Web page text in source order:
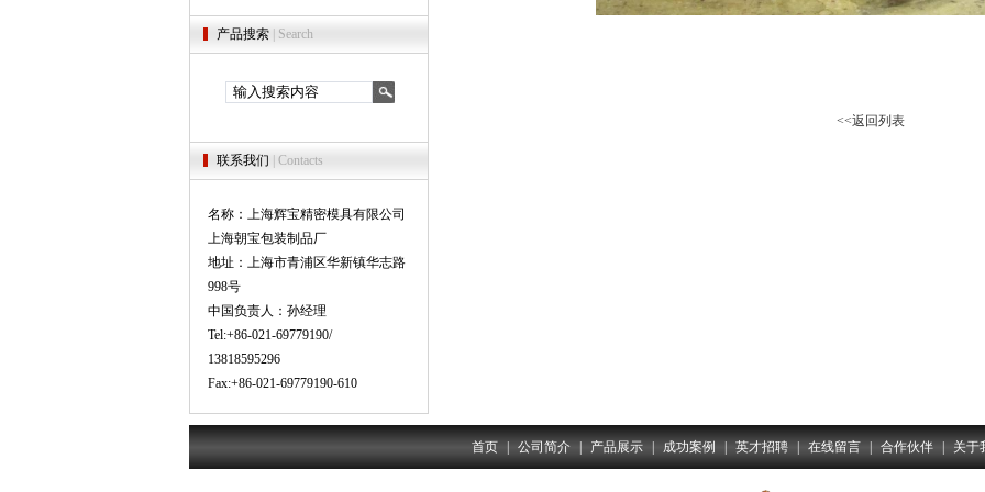
产品搜索 | Search
联系我们 | Contacts
名称：上海辉宝精密模具有限公司
上海朝宝包装制品厂
地址：上海市青浦区华新镇华志路
998号
中国负责人：孙经理
Tel:+86-021-69779190/
13818595296
Fax:+86-021-69779190-610
<<返回列表
首页 公司简介 产品展示 成功案例 英才招聘 在线留言 合作伙伴 关于